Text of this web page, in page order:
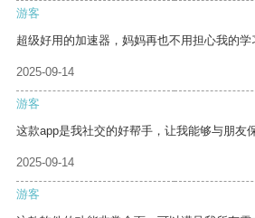
游客
超级好用的加速器，妈妈再也不用担心我的学
2025-09-14
游客
这款app是我社交的好帮手，让我能够与朋友
2025-09-14
游客